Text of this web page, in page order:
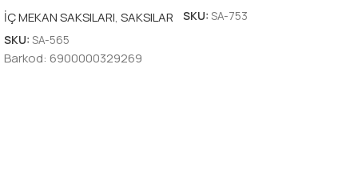
İÇ MEKAN SAKSILARI, SAKSILAR
SKU: SA-565
Barkod: 6900000329269
SKU: SA-753